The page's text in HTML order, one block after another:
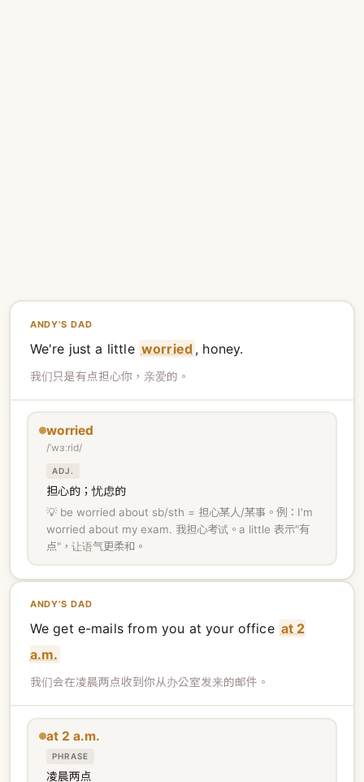
ANDY'S DAD
We're just a little worried , honey.
我们只是有点担心你，亲爱的。
worried
/ˈwɜːrid/
ADJ.
担心的；忧虑的
💡 be worried about sb/sth = 担心某人/某事。例：I'm
worried about my exam. 我担心考试。a little 表示"有
点"，让语气更柔和。
ANDY'S DAD
We get e-mails from you at your office at 2
a.m.
我们会在凌晨两点收到你从办公室发来的邮件。
at 2 a.m.
PHRASE
凌晨两点